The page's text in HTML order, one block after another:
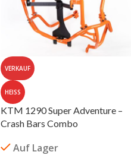
VERKAUF
HEISS
KTM 1290 Super Adventure –
Crash Bars Combo
Auf Lager